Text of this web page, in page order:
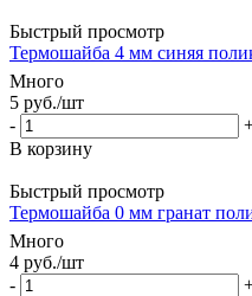
Быстрый просмотр
Термошайба 4 мм синяя
Много
5 руб./шт
-
В корзину
Быстрый просмотр
Термошайба 0 мм гранат
Много
4 руб./шт
-